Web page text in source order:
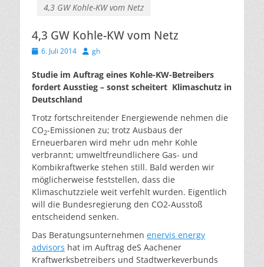
4,3 GW Kohle-KW vom Netz
4,3 GW Kohle-KW vom Netz
Veröffentlicht
6. Juli 2014 Autor
gh
Studie im Auftrag eines Kohle-KW-Betreibers
fordert Ausstieg – sonst scheitert Klimaschutz in
Deutschland
Trotz fortschreitender Energiewende nehmen die
CO2-Emissionen zu; trotz Ausbaus der
Erneuerbaren wird mehr udn mehr Kohle
verbrannt; umweltfreundlichere Gas- und
Kombikraftwerke stehen still. Bald werden wir
möglicherweise feststellen, dass die
Klimaschutzziele weit verfehlt wurden. Eigentlich
will die Bundesregierung den CO2-Ausstoß
entscheidend senken.
Das Beratungsunternehmen enervis energy
advisors hat im Auftrag deS Aachener
Kraftwerksbetreibers und Stadtwerkeverbunds